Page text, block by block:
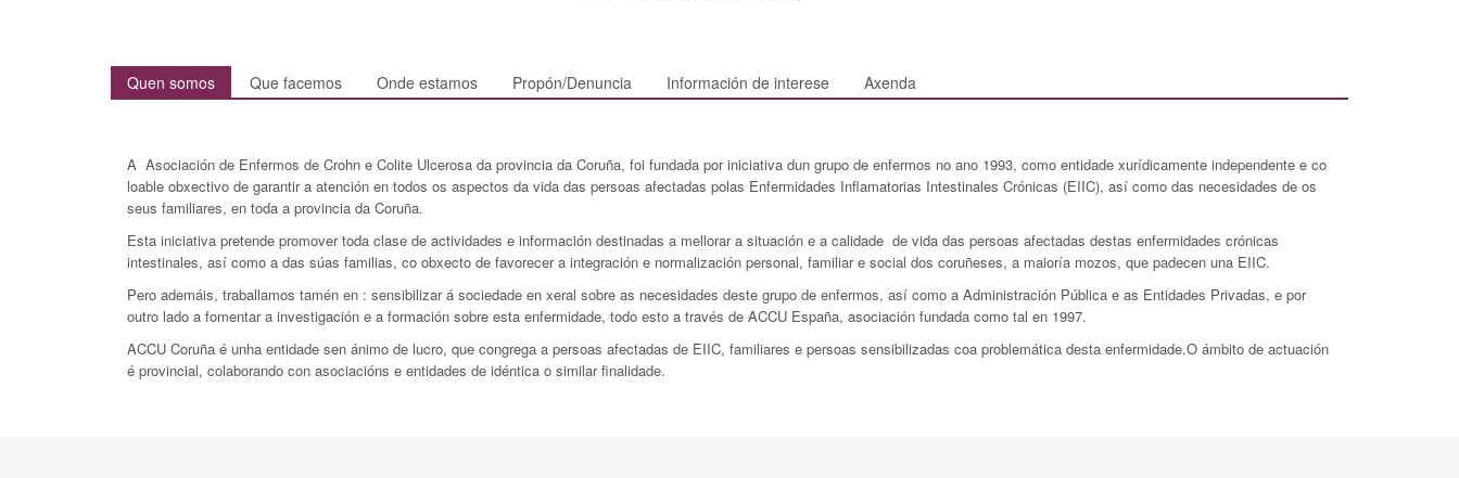
Quen somos Que facemos Onde estamos Propón/Denuncia Información de interese Axenda
A Asociación de Enfermos de Crohn e Colite Ulcerosa da provincia da Coruña, foi fundada por iniciativa dun grupo de enfermos no ano 1993, como entidade xurídicamente independente e co
loable obxectivo de garantir a atención en todos os aspectos da vida das persoas afectadas polas Enfermidades Inflamatorias Intestinales Crónicas (EIIC), así como das necesidades de os
seus familiares, en toda a provincia da Coruña.
Esta iniciativa pretende promover toda clase de actividades e información destinadas a mellorar a situación e a calidade de vida das persoas afectadas destas enfermidades crónicas
intestinales, así como a das súas familias, co obxecto de favorecer a integración e normalización personal, familiar e social dos coruñeses, a maioría mozos, que padecen una EIIC.
Pero ademáis, traballamos tamén en : sensibilizar á sociedade en xeral sobre as necesidades deste grupo de enfermos, así como a Administración Pública e as Entidades Privadas, e por
outro lado a fomentar a investigación e a formación sobre esta enfermidade, todo esto a través de ACCU España, asociación fundada como tal en 1997.
ACCU Coruña é unha entidade sen ánimo de lucro, que congrega a persoas afectadas de EIIC, familiares e persoas sensibilizadas coa problemática desta enfermidade.O ámbito de actuación
é provincial, colaborando con asociacións e entidades de idéntica o similar finalidade.